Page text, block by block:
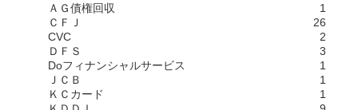
ＡＧ債権回収
1
ＣＦＪ
26
CVC
2
ＤＦＳ
3
Doフィナンシャルサービス
1
ＪＣＢ
1
ＫＣカード
1